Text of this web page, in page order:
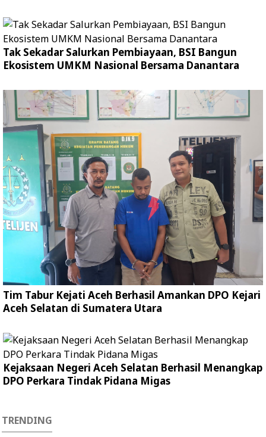
Tak Sekadar Salurkan Pembiayaan, BSI Bangun
Ekosistem UMKM Nasional Bersama Danantara
Tim Tabur Kejati Aceh Berhasil Amankan DPO Kejari
Aceh Selatan di Sumatera Utara
Kejaksaan Negeri Aceh Selatan Berhasil Menangkap
DPO Perkara Tindak Pidana Migas
TRENDING